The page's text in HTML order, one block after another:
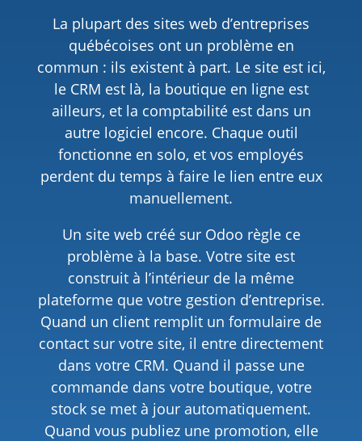
La plupart des sites web d’entreprises
québécoises ont un problème en
commun : ils existent à part. Le site est ici,
le CRM est là, la boutique en ligne est
ailleurs, et la comptabilité est dans un
autre logiciel encore. Chaque outil
fonctionne en solo, et vos employés
perdent du temps à faire le lien entre eux
manuellement.
Un site web créé sur Odoo règle ce
problème à la base. Votre site est
construit à l’intérieur de la même
plateforme que votre gestion d’entreprise.
Quand un client remplit un formulaire de
contact sur votre site, il entre directement
dans votre CRM. Quand il passe une
commande dans votre boutique, votre
stock se met à jour automatiquement.
Quand vous publiez une promotion, elle